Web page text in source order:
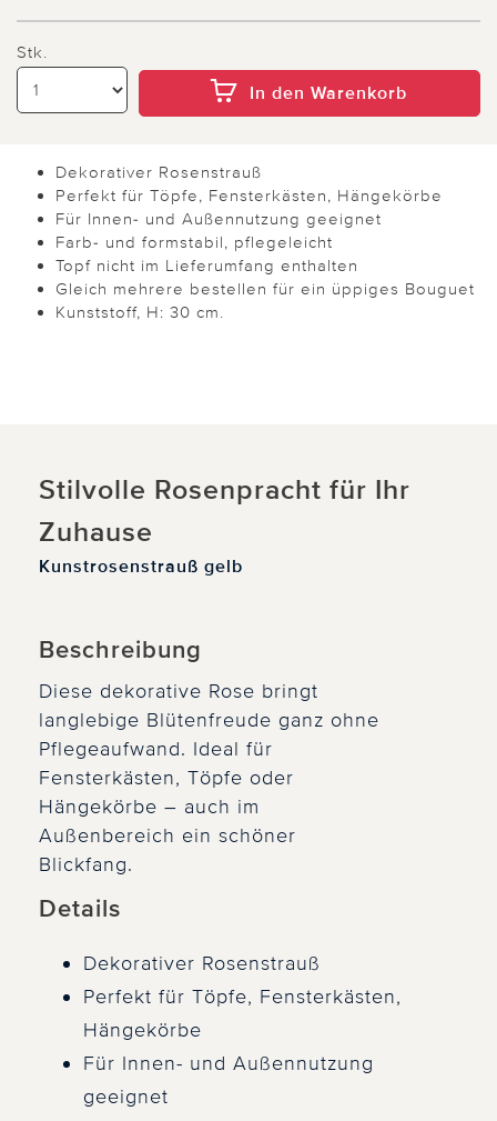
Stk.
In den Warenkorb
Dekorativer Rosenstrauß
Perfekt für Töpfe, Fensterkästen, Hängekörbe
Für Innen- und Außennutzung geeignet
Farb- und formstabil, pflegeleicht
Topf nicht im Lieferumfang enthalten
Gleich mehrere bestellen für ein üppiges Bouguet
Kunststoff, H: 30 cm.
Stilvolle Rosenpracht für Ihr
Zuhause
Kunstrosenstrauß gelb
Beschreibung
Diese dekorative Rose bringt
langlebige Blütenfreude ganz ohne
Pflegeaufwand. Ideal für
Fensterkästen, Töpfe oder
Hängekörbe – auch im
Außenbereich ein schöner
Blickfang.
Details
Dekorativer Rosenstrauß
Perfekt für Töpfe, Fensterkästen,
Hängekörbe
Für Innen- und Außennutzung
geeignet